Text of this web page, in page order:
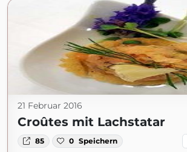
21 Februar 2016
Croûtes mit Lachstatar
85 0 Speichern